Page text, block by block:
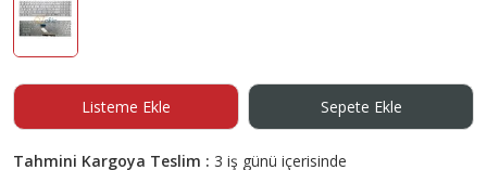
Listeme Ekle Sepete Ekle
Tahmini Kargoya Teslim : 3 iş günü içerisinde